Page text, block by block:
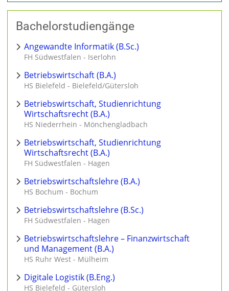
Bachelorstudiengänge
Angewandte Informatik (B.Sc.)
FH Südwestfalen - Iserlohn
Betriebswirtschaft (B.A.)
HS Bielefeld - Bielefeld/Gütersloh
Betriebswirtschaft, Studienrichtung
Wirtschaftsrecht (B.A.)
HS Niederrhein - Mönchengladbach
Betriebswirtschaft, Studienrichtung
Wirtschaftsrecht (B.A.)
FH Südwestfalen - Hagen
Betriebswirtschaftslehre (B.A.)
HS Bochum - Bochum
Betriebswirtschaftslehre (B.Sc.)
FH Südwestfalen - Hagen
Betriebswirtschaftslehre – Finanzwirtschaft
und Management (B.A.)
HS Ruhr West - Mülheim
Digitale Logistik (B.Eng.)
HS Bielefeld - Gütersloh